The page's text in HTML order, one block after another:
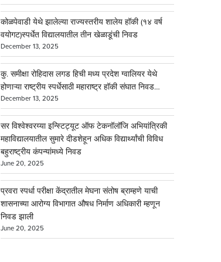
कोळपेवाडी येथे झालेल्या राज्यस्तरीय शालेय हॉकी (१४ वर्ष
वयोगट)स्पर्धेत विद्यालयातील तीन खेळाडूंची निवड
December 13, 2025
कु. समीक्षा रोहिदास लगड हिची मध्य प्रदेश ग्वालियर येथे
होणाऱ्या राष्ट्रीय स्पर्धेसाठी महाराष्ट्र हॉकी संघात निवड…
December 13, 2025
सर विश्वेश्वरय्या इन्स्टिट्यूट ऑफ टेकनॉलॉजि अभियांत्रिकी
महाविद्यालयातील सुमारे दीडशेहून अधिक विद्यार्थ्यांची विविध
बहुराष्ट्रीय कंपन्यांमध्ये निवड
June 20, 2025
प्रवरा स्पर्धा परीक्षा केंद्रातील मेघना संतोष ब्राम्हणे याची
शासनाच्या आरोग्य विभागात औषध निर्माण अधिकारी म्हणून
निवड झाली
June 20, 2025